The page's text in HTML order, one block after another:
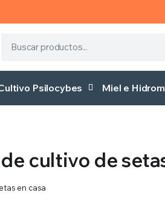
Psilocybes Miel e
cultivo de
en casa